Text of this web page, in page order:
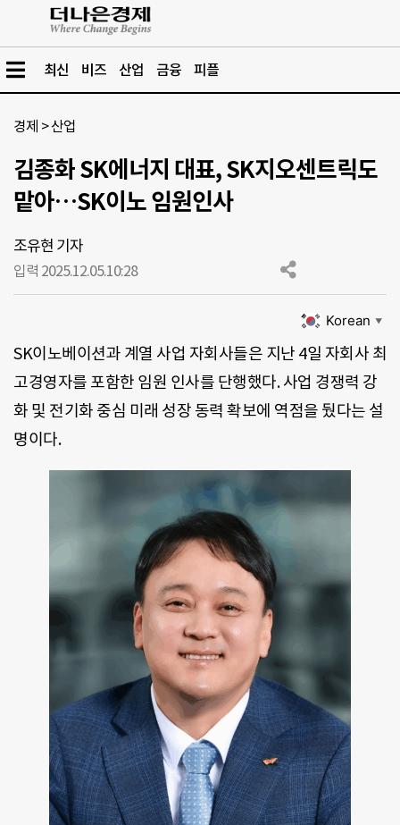
최신 비즈 산업 금융 피플
경제 >산업
김종화 SK에너지 대표, SK지오센트릭도
맡아…SK이노 임원인사
조유현 기자
입력 2025.12.05.10:28
Korean ▼
SK이노베이션과 계열 사업 자회사들은 지난 4일 자회사 최
고경영자를 포함한 임원 인사를 단행했다. 사업 경쟁력 강
화 및 전기화 중심 미래 성장 동력 확보에 역점을 뒀다는 설
명이다.